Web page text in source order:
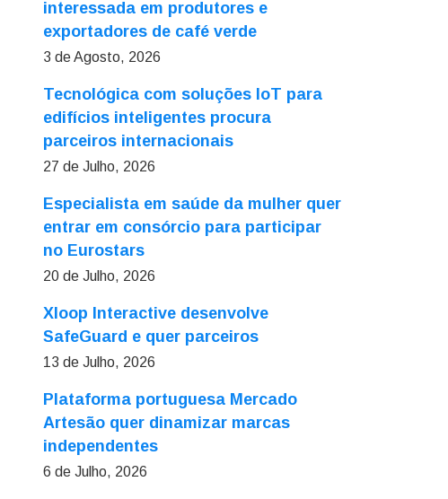
interessada em produtores e
exportadores de café verde
3 de Agosto, 2026
Tecnológica com soluções IoT para
edifícios inteligentes procura
parceiros internacionais
27 de Julho, 2026
Especialista em saúde da mulher quer
entrar em consórcio para participar
no Eurostars
20 de Julho, 2026
Xloop Interactive desenvolve
SafeGuard e quer parceiros
13 de Julho, 2026
Plataforma portuguesa Mercado
Artesão quer dinamizar marcas
independentes
6 de Julho, 2026